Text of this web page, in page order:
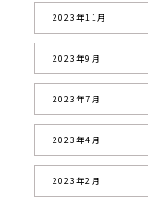
2023年11月
2023年9月
2023年7月
2023年4月
2023年2月